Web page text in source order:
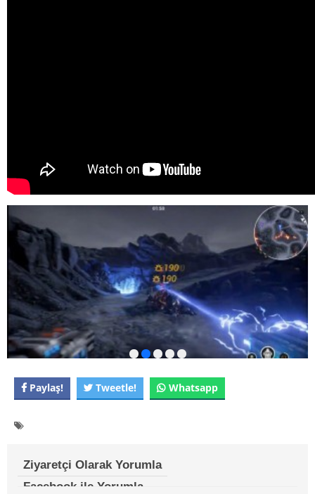
Paylaş! Tweetle! Whatsapp
Ziyaretçi Olarak Yorumla
Facebook ile Yorumla